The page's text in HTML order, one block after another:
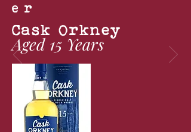
er
Cask Orkney
Aged 15 Years